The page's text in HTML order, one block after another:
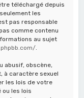
téléchargé depuis
les
pas responsable
comme contenu
au sujet
abusif, obscène,
à caractère sexuel
les lois de votre
ou les lois